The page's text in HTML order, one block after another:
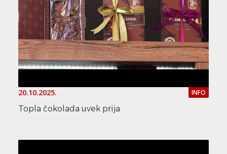
20.10.2025. INFO
Topla čokolada uvek prija